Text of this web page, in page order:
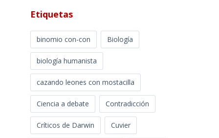
Etiquetas
binomio con-con Biología
biología humanista
cazando leones con mostacilla
Ciencia a debate Contradicción
Críticos de Darwin Cuvier